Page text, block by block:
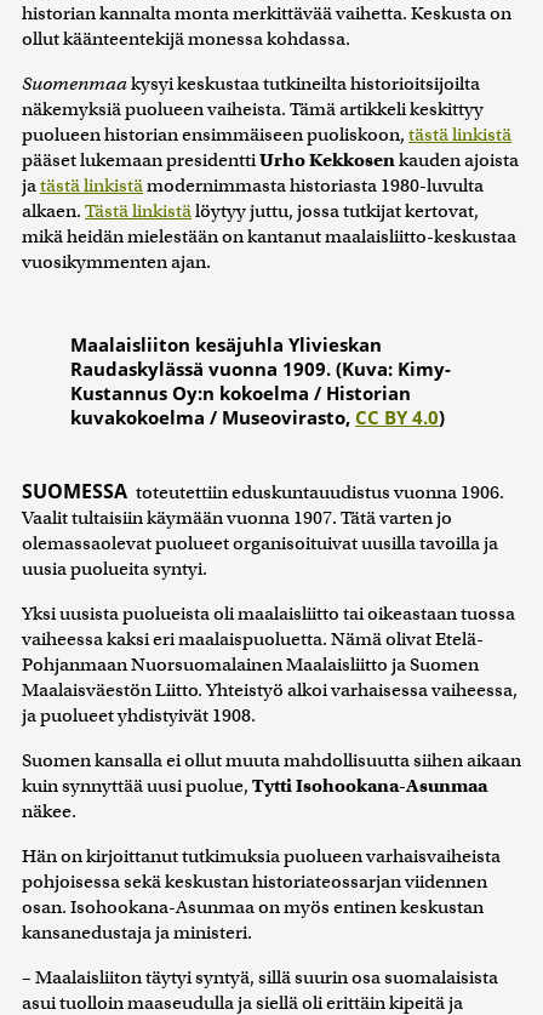
historian kannalta monta merkittävää vaihetta. Keskusta on
ollut käänteentekijä monessa kohdassa.
Suomenmaakysyi keskustaa tutkineilta historioitsijoilta
näkemyksiä puolueen vaiheista. Tämä artikkeli keskittyy
puolueen historian ensimmäiseen puoliskoon, tästä linkistä
pääset lukemaan presidenttiUrho Kekkosenkauden ajoista
jatästä linkistämodernimmasta historiasta 1980-luvulta
alkaen. Tästä linkistälöytyy juttu, jossa tutkijat kertovat,
mikä heidän mielestään on kantanut maalaisliitto-keskustaa
vuosikymmenten ajan.
Maalaisliiton kesäjuhla Ylivieskan
Raudaskylässä vuonna 1909. (Kuva: Kimy-
Kustannus Oy:n kokoelma / Historian
kuvakokoelma / Museovirasto, CC BY 4.0)
SUOMESSA toteutettiin eduskuntauudistus vuonna 1906.
Vaalit tultaisiin käymään vuonna 1907. Tätä varten jo
olemassaolevat puolueet organisoituivat uusilla tavoilla ja
uusia puolueita syntyi.
Yksi uusista puolueista oli maalaisliitto tai oikeastaan tuossa
vaiheessa kaksi eri maalaispuoluetta. Nämä olivat Etelä-
Pohjanmaan Nuorsuomalainen Maalaisliitto ja Suomen
Maalaisväestön Liitto. Yhteistyö alkoi varhaisessa vaiheessa,
ja puolueet yhdistyivät 1908.
Suomen kansalla ei ollut muuta mahdollisuutta siihen aikaan
kuin synnyttää uusi puolue, Tytti Isohookana-Asunmaa
näkee.
Hän on kirjoittanut tutkimuksia puolueen varhaisvaiheista
pohjoisessa sekä keskustan historiateossarjan viidennen
osan. Isohookana-Asunmaa on myös entinen keskustan
kansanedustaja ja ministeri.
– Maalaisliiton täytyi syntyä, sillä suurin osa suomalaisista
asui tuolloin maaseudulla ja siellä oli erittäin kipeitä ja